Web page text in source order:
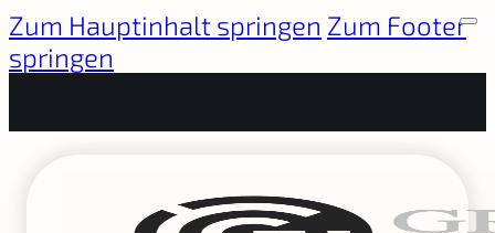
Zum Hauptinhalt springen Zum Footer
springen